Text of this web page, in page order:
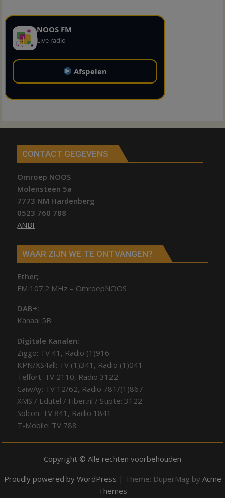
NOOS FM
Live radio
Afspelen
CONTACT GEGEVENS
Omroep NOOS
Molensteen 5a
7773 NM Hardenberg
0523 760 788
ANBI
WAAR ZIJN WE TE ONTVANGEN?
Ether;
FM 107.2 MHz – OmroepNOOS
DAB+:
Kanaal 5B
Digitale Kanalen:
Ziggo: TV 41, Radio (1)916
KPN/XS4all: TV (1)341, Radio (1)041
Telfort: TV 2110, Radio 3122
CaiwAy: TV 12/62, Radio 781/(1)867
XMS / Edutel / Fiber.nl / Stipte: 3122
Solcon: TV 841, Radio 1841
T-Mobile: TV 788
Copyright © Alle rechten voorbehouden
Proudly powered by WordPress | Theme: DuperMag by Acme
Themes